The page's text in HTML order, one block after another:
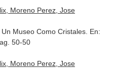
Moreno Perez, Jose
Museo Como Cristales. En:
50-50
Moreno Perez, Jose